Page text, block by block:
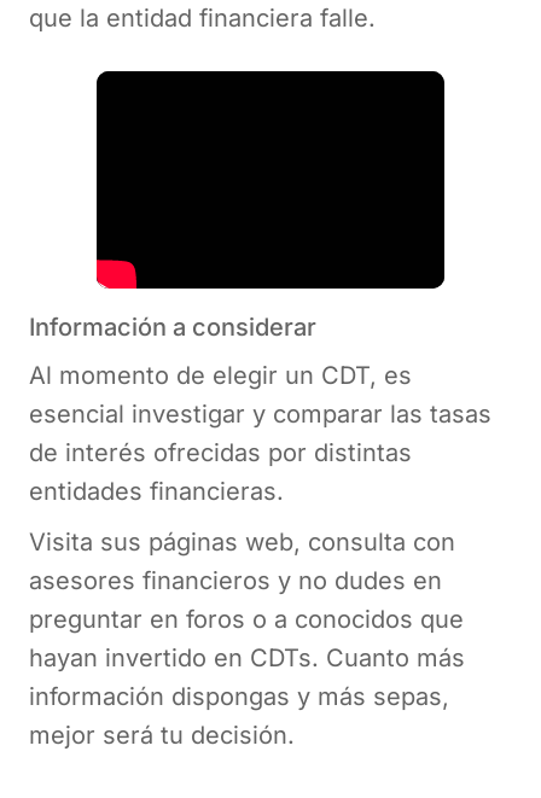
que la entidad financiera falle.
Información a considerar
Al momento de elegir un CDT, es
esencial investigar y comparar las tasas
de interés ofrecidas por distintas
entidades financieras.
Visita sus páginas web, consulta con
asesores financieros y no dudes en
preguntar en foros o a conocidos que
hayan invertido en CDTs. Cuanto más
información dispongas y más sepas,
mejor será tu decisión.